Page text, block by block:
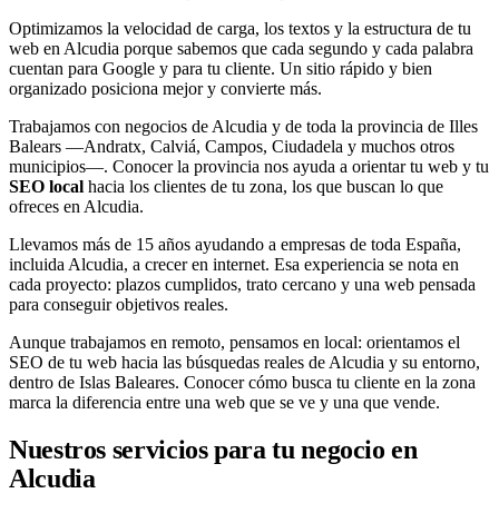
Optimizamos la velocidad de carga, los textos y la estructura de tu
web en Alcudia porque sabemos que cada segundo y cada palabra
cuentan para Google y para tu cliente. Un sitio rápido y bien
organizado posiciona mejor y convierte más.
Trabajamos con negocios de Alcudia y de toda la provincia de Illes
Balears —Andratx, Calviá, Campos, Ciudadela y muchos otros
municipios—. Conocer la provincia nos ayuda a orientar tu web y tu
SEO local hacia los clientes de tu zona, los que buscan lo que
ofreces en Alcudia.
Llevamos más de 15 años ayudando a empresas de toda España,
incluida Alcudia, a crecer en internet. Esa experiencia se nota en
cada proyecto: plazos cumplidos, trato cercano y una web pensada
para conseguir objetivos reales.
Aunque trabajamos en remoto, pensamos en local: orientamos el
SEO de tu web hacia las búsquedas reales de Alcudia y su entorno,
dentro de Islas Baleares. Conocer cómo busca tu cliente en la zona
marca la diferencia entre una web que se ve y una que vende.
Nuestros servicios para tu negocio en
Alcudia